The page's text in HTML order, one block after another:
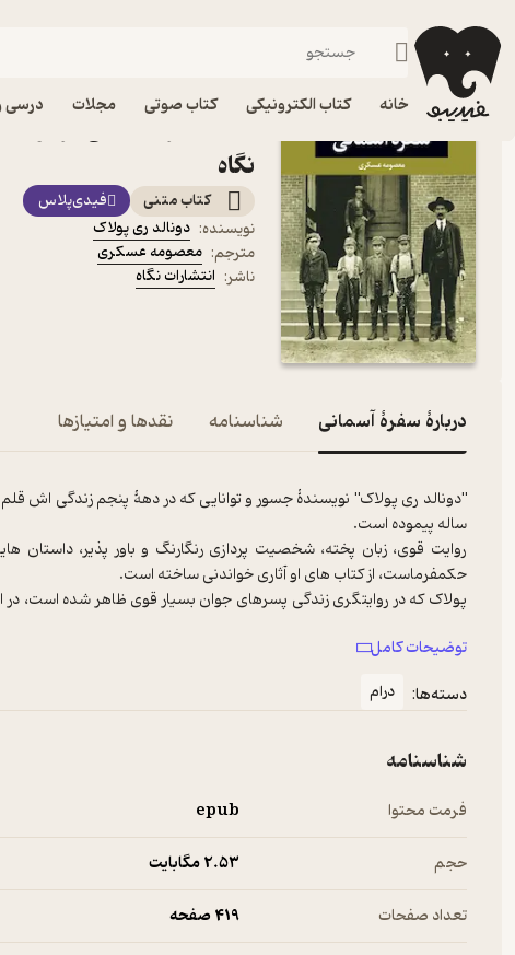
خانه کتاب الکترونیکی کتاب صوتی مجلات درسی
فیدیبو کتاب الکترونیکی
نگاه
کتاب متنی
فیدی‌پلاس
نویسنده: دونالد ری پولاک
مترجم: معصومه عسکری
ناشر: انتشارات نگاه
دربارۀ سفرۀ آسمانی شناسنامه نقدها و امتیازها
"دونالد ری پولاک" نویسندۀ جسور و توانایی که در دهۀ پنجم زندگی اش
روایت قوی، زبان پخته، شخصیت پردازی رنگارنگ و باور پذیر،
پولاک که در روایتگری زندگی پسرهای جوان بسیار قوی ظاهر شده است، در
کنیم... سفر به آمریکایی که در هیچ کتاب و قصه ای چنین چهره ای از آن
توضیحات کامل
دسته‌ها:
درام
شناسنامه
فرمت محتوا epub
حجم 2.۵۳ مگابایت
تعداد صفحات 419 صفحه